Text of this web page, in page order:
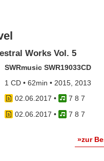
Works Vol. 5
SWRmusic SWR19033CD
1 CD • 62min • 2015, 2013
02.06.2017 •
7 8 7
02.06.2017 • 7 8 7
»zur